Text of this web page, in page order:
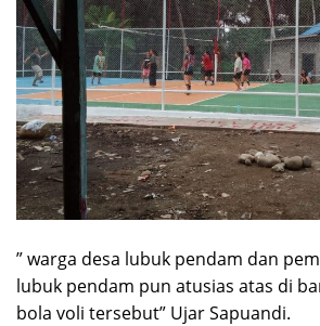
” warga desa lubuk pendam dan
lubuk pendam pun atusias atas di
bola voli tersebut” Ujar Sapuandi.